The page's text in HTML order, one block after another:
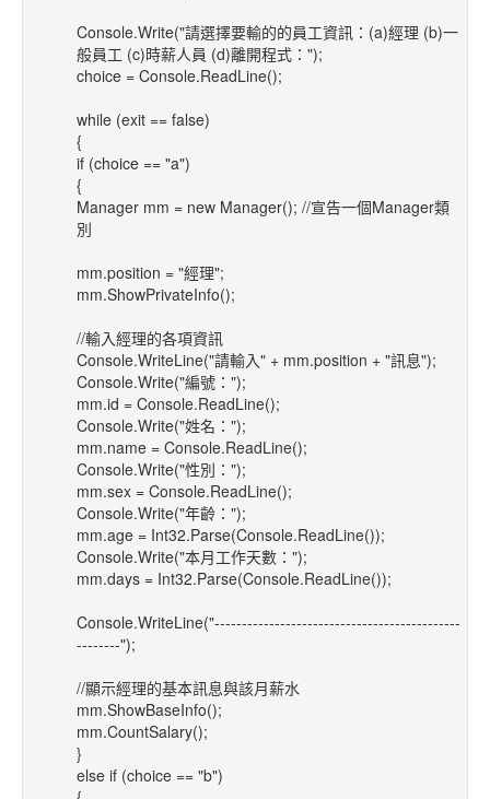
Console.Write("請選擇要輸的的員工資訊：(a)經理 (b)一
般員工 (c)時薪人員 (d)離開程式：");
choice = Console.ReadLine();
while (exit == false)
{
if (choice == "a")
{
Manager mm = new Manager(); //宣告一個Manager類
別
mm.position = "經理";
mm.ShowPrivateInfo();
//輸入經理的各項資訊
Console.WriteLine("請輸入" + mm.position + "訊息");
Console.Write("編號：");
mm.id = Console.ReadLine();
Console.Write("姓名：");
mm.name = Console.ReadLine();
Console.Write("性別：");
mm.sex = Console.ReadLine();
Console.Write("年齡：");
mm.age = Int32.Parse(Console.ReadLine());
Console.Write("本月工作天數：");
mm.days = Int32.Parse(Console.ReadLine());
Console.WriteLine("---------------------------------------------
--------");
//顯示經理的基本訊息與該月薪水
mm.ShowBaseInfo();
mm.CountSalary();
}
else if (choice == "b")